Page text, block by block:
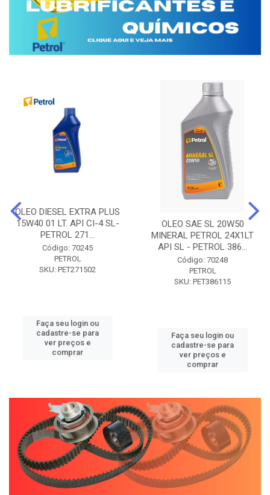
OLEO DIESEL EXTRA PLUS
15W40 01 LT. API CI-4 SL-
PETROL 271...
Código: 70245
PETROL
SKU: PET271502
Faça seu login ou
cadastre-se para
ver preços e
comprar
OLEO SAE SL 20W50
MINERAL PETROL 24X1LT
API SL - PETROL 386...
Código: 70248
PETROL
SKU: PET386115
Faça seu login ou
cadastre-se para
ver preços e
comprar